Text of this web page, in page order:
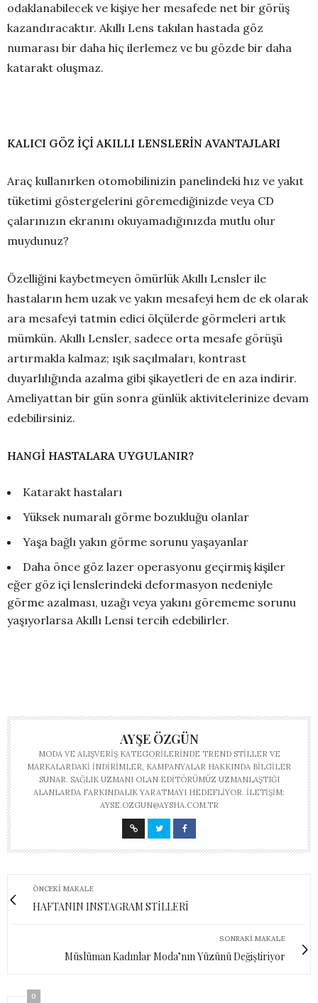
odaklanabilecek ve kişiye her mesafede net bir görüş
kazandıracaktır. Akıllı Lens takılan hastada göz
numarası bir daha hiç ilerlemez ve bu gözde bir daha
katarakt oluşmaz.
KALICI GÖZ İÇİ AKILLI LENSLERİN AVANTAJLARI
Araç kullanırken otomobilinizin panelindeki hız ve yakıt
tüketimi göstergelerini göremediğinizde veya CD
çalarınızın ekranını okuyamadığınızda mutlu olur
muydunuz?
Özelliğini kaybetmeyen ömürlük Akıllı Lensler ile
hastaların hem uzak ve yakın mesafeyi hem de ek olarak
ara mesafeyi tatmin edici ölçülerde görmeleri artık
mümkün. Akıllı Lensler, sadece orta mesafe görüşü
artırmakla kalmaz; ışık saçılmaları, kontrast
duyarlılığında azalma gibi şikayetleri de en aza indirir.
Ameliyattan bir gün sonra günlük aktivitelerinize devam
edebilirsiniz.
HANGİ HASTALARA UYGULANIR?
Katarakt hastaları
Yüksek numaralı görme bozukluğu olanlar
Yaşa bağlı yakın görme sorunu yaşayanlar
Daha önce göz lazer operasyonu geçirmiş kişiler
eğer göz içi lenslerindeki deformasyon nedeniyle
görme azalması, uzağı veya yakını görememe sorunu
yaşıyorlarsa Akıllı Lensi tercih edebilirler.
AYŞE ÖZGÜN
MODA VE ALIŞVERIŞ KATEGORILERINDE TREND STILLER VE
MARKALARDAKI INDIRIMLER, KAMPANYALAR HAKKINDA BILGILER
SUNAR. SAĞLIK UZMANI OLAN EDITÖRÜMÜZ UZMANLAŞTIĞI
ALANLARDA FARKINDALIK YARATMAYI HEDEFLIYOR. İLETIŞIM:
AYSE.OZGUN@AYSHA.COM.TR
ÖNCEKI MAKALE
HAFTANIN INSTAGRAM STİLLERİ
SONRAKI MAKALE
Müslüman Kadınlar Moda’nın Yüzünü Değiştiriyor
0